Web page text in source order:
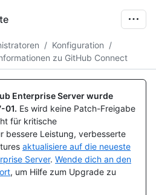
/ Konfiguration /
zu GitHub Connect
Enterprise Server wurde
01. Es wird keine Patch-Freigabe
für kritische
bessere Leistung, verbesserte
aktualisiere auf die neueste
Server. Wende dich an den
, um Hilfe zum Upgrade zu